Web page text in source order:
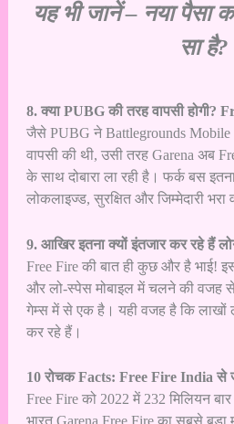
यह भी जानें – नया पैसा
सा है?
8. क्या PUBG की तरह वापसी होगी?
जैसे PUBG ने Battlegrounds
वापसी की थी, उसी तरह Garena अब
के साथ दोबारा ला रही है। फर्क बस इतना
लोकलाइज्ड, सुरक्षित और जिम्मेदारी भरा
9. आखिर इतना क्यों इंतजार कर रहे हैं
Free Fire की बात ही कुछ और है भाई!
और लो-स्पेस मोबाइल में चलने की वजह
गेम्स में से एक है। यही वजह है कि लाखों
कर रहे हैं।
10 रोचक Facts: Free Fire India से
Free Fire को 2022 में 232 मिलियन